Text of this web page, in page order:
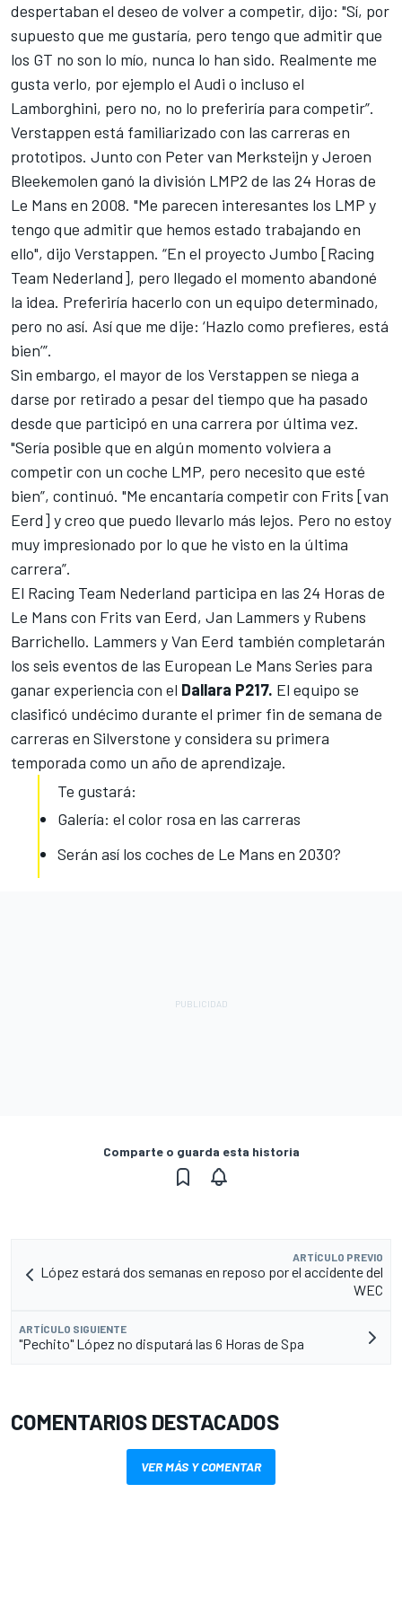
despertaban el deseo de volver a competir, dijo: "Sí, por
supuesto que me gustaría, pero tengo que admitir que
los GT no son lo mío, nunca lo han sido. Realmente me
gusta verlo, por ejemplo el Audi o incluso el
Lamborghini, pero no, no lo preferiría para competir”.
Verstappen está familiarizado con las carreras en
prototipos. Junto con Peter van Merksteijn y Jeroen
Bleekemolen ganó la división LMP2 de las 24 Horas de
Le Mans en 2008. "Me parecen interesantes los LMP y
tengo que admitir que hemos estado trabajando en
ello", dijo Verstappen. “En el proyecto Jumbo [Racing
Team Nederland], pero llegado el momento abandoné
la idea. Preferiría hacerlo con un equipo determinado,
pero no así. Así que me dije: ‘Hazlo como prefieres, está
bien’”.
Sin embargo, el mayor de los Verstappen se niega a
darse por retirado a pesar del tiempo que ha pasado
desde que participó en una carrera por última vez.
"Sería posible que en algún momento volviera a
competir con un coche LMP, pero necesito que esté
bien”, continuó. "Me encantaría competir con Frits [van
Eerd] y creo que puedo llevarlo más lejos. Pero no estoy
muy impresionado por lo que he visto en la última
carrera”.
El Racing Team Nederland participa en las 24 Horas de
Le Mans con Frits van Eerd, Jan Lammers y Rubens
Barrichello. Lammers y Van Eerd también completarán
los seis eventos de las European Le Mans Series para
ganar experiencia con el Dallara P217. El equipo se
clasificó undécimo durante el primer fin de semana de
carreras en Silverstone y considera su primera
temporada como un año de aprendizaje.
Te gustará:
Galería: el color rosa en las carreras
Serán así los coches de Le Mans en 2030?
Comparte o guarda esta historia
ARTÍCULO PREVIO
López estará dos semanas en reposo por el accidente del
WEC
ARTÍCULO SIGUIENTE
"Pechito" López no disputará las 6 Horas de Spa
COMENTARIOS DESTACADOS
VER MÁS Y COMENTAR